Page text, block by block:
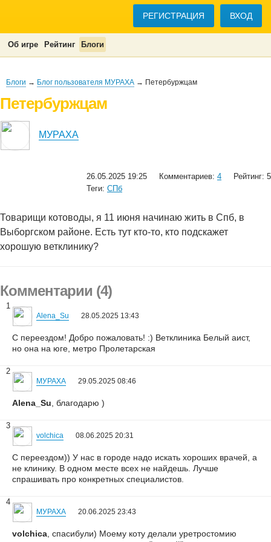
РЕГИСТРАЦИЯ ВХОД
Об игре Рейтинг Блоги
Блоги → Блог пользователя МУРАХА → Петербуржцам
Петербуржцам
МУРАХА
26.05.2025 19:25 Комментариев: 4
Рейтинг: 5
Теги: СПб
Товарищи котоводы, я 11 июня начинаю жить в Спб, в
Выборгском районе. Есть тут кто-то, кто подскажет
хорошую ветклинику?
Комментарии (4)
1
Alena_Su 28.05.2025 13:43
С переездом! Добро пожаловать! :) Ветклиника Белый аист,
но она на юге, метро Пролетарская
2
МУРАХА 29.05.2025 08:46
Alena_Su , благодарю )
3
volchica 08.06.2025 20:31
С переездом)) У нас в городе надо искать хороших врачей, а
не клинику. В одном месте всех не найдешь. Лучше
спрашивать про конкретных специалистов.
4
МУРАХА 20.06.2025 23:43
volchica , спасибули) Моему коту делали уретростомию